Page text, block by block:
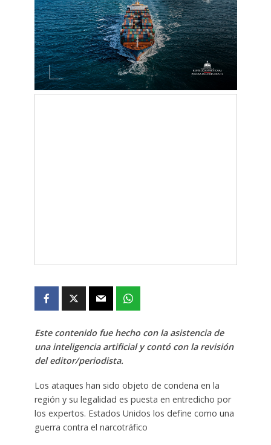
Este contenido fue hecho con la asistencia de
una inteligencia artificial y contó con la revisión
del editor/periodista.
Los ataques han sido objeto de condena en la
región y su legalidad es puesta en entredicho por
los expertos. Estados Unidos los define como una
guerra contra el narcotráfico